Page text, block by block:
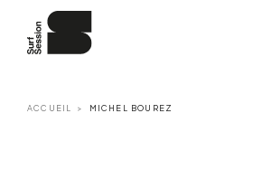
ACCUEIL MICHEL BOUREZ